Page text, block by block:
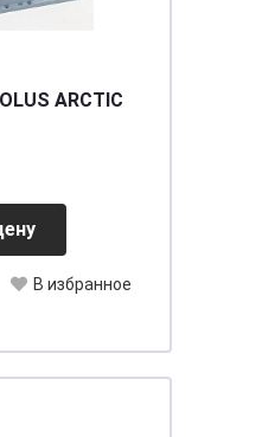
ARCTIC
В избранное